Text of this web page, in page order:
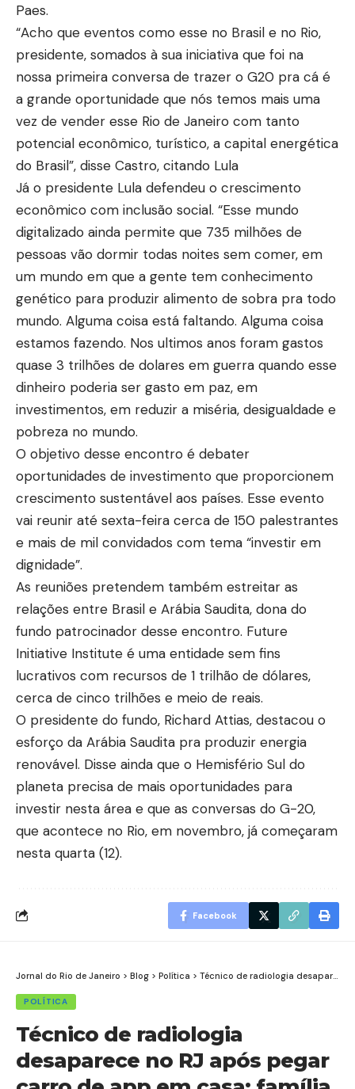
Paes.
“Acho que eventos como esse no Brasil e no Rio,
presidente, somados à sua iniciativa que foi na
nossa primeira conversa de trazer o G20 pra cá é
a grande oportunidade que nós temos mais uma
vez de vender esse Rio de Janeiro com tanto
potencial econômico, turístico, a capital energética
do Brasil”, disse Castro, citando Lula
Já o presidente Lula defendeu o crescimento
econômico com inclusão social. “Esse mundo
digitalizado ainda permite que 735 milhões de
pessoas vão dormir todas noites sem comer, em
um mundo em que a gente tem conhecimento
genético para produzir alimento de sobra pra todo
mundo. Alguma coisa está faltando. Alguma coisa
estamos fazendo. Nos ultimos anos foram gastos
quase 3 trilhões de dolares em guerra quando esse
dinheiro poderia ser gasto em paz, em
investimentos, em reduzir a miséria, desigualdade e
pobreza no mundo.
O objetivo desse encontro é debater
oportunidades de investimento que proporcionem
crescimento sustentável aos países. Esse evento
vai reunir até sexta-feira cerca de 150 palestrantes
e mais de mil convidados com tema “investir em
dignidade”.
As reuniões pretendem também estreitar as
relações entre Brasil e Arábia Saudita, dona do
fundo patrocinador desse encontro. Future
Initiative Institute é uma entidade sem fins
lucrativos com recursos de 1 trilhão de dólares,
cerca de cinco trilhões e meio de reais.
O presidente do fundo, Richard Attias, destacou o
esforço da Arábia Saudita pra produzir energia
renovável. Disse ainda que o Hemisfério Sul do
planeta precisa de mais oportunidades para
investir nesta área e que as conversas do G-20,
que acontece no Rio, em novembro, já começaram
nesta quarta (12).
Facebook
Jornal do Rio de Janeiro > Blog > Política > Técnico de radiologia desaparece no RJ após pegar carro de app em casa; família diz que recebeu trote pedindo R$ 10 mil de resgate
POLÍTICA
Técnico de radiologia
desaparece no RJ após pegar